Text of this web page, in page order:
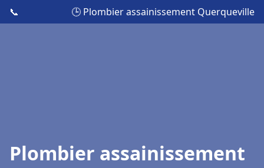
📞 🕒 Plombier assainissement Querqueville
Plombier assainissement